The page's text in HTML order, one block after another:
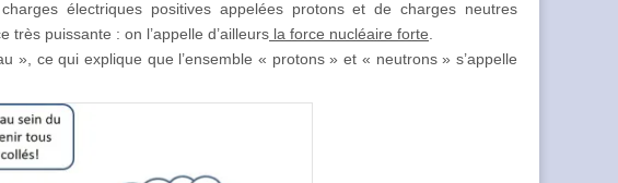
électriques positives appelées protons et de charges neutres
puissante : on l’appelle d’ailleurs la force nucléaire forte
ce qui explique que l’ensemble « protons » et « neutrons » s’appelle